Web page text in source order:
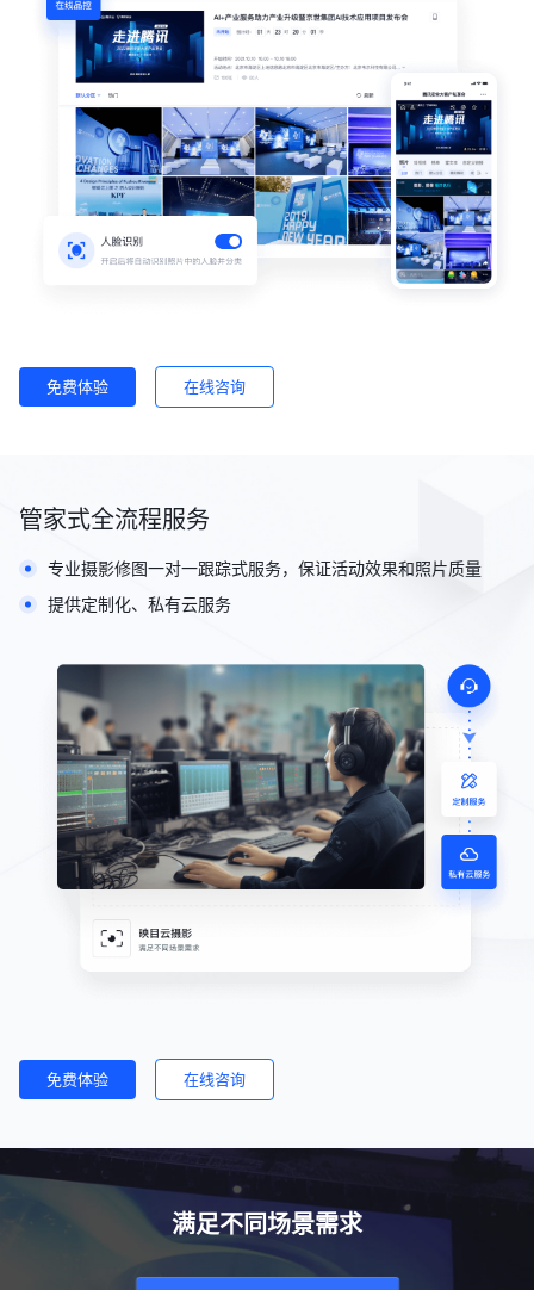
免费体验 在线咨询
管家式全流程服务
专业摄影修图一对一跟踪式服务，保证活动效果和照片质量
提供定制化、私有云服务
免费体验 在线咨询
满足不同场景需求